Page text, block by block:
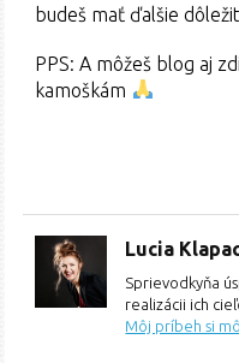
budeš mať ďalšie
PPS: A môžeš blog aj
kamoškám
Lucia
Sprievodkyňa
realizácii ich
Môj príbeh si